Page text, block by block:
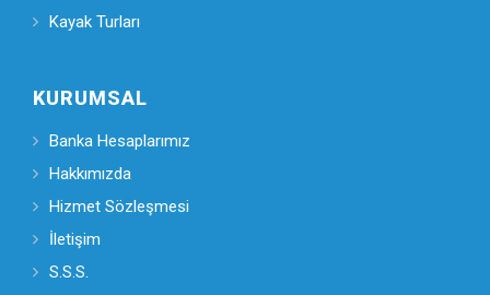
Kayak Turları
KURUMSAL
Banka Hesaplarımız
Hakkımızda
Hizmet Sözleşmesi
İletişim
S.S.S.